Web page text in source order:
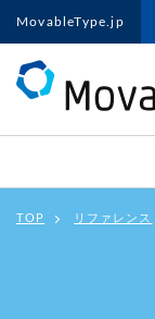
MovableType.jp
TOP リファレンス